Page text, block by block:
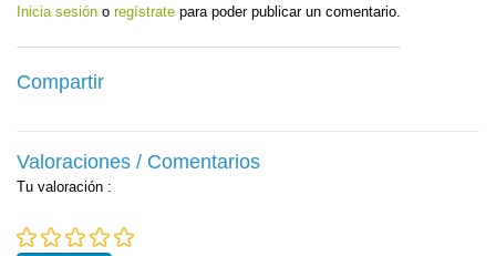
Inicia sesión o regístrate para poder publicar un comentario.
Compartir
Valoraciones / Comentarios
Tu valoración :